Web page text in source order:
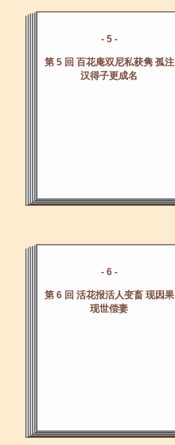
- 5 -
第 5 回 百花庵双尼私获隽 孤注
汉得子更成名
- 6 -
第 6 回 活花报活人变畜 现因果
现世偿妻